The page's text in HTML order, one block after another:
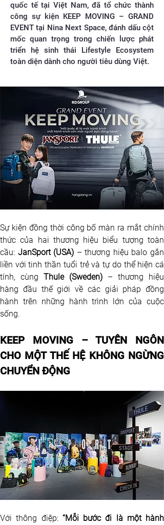
quốc tế tại Việt Nam, đã tổ chức thành
công sự kiện KEEP MOVING – GRAND
EVENT tại Nina Next Space, đánh dấu cột
mốc quan trọng trong chiến lược phát
triển hệ sinh thái Lifestyle Ecosystem
toàn diện dành cho người tiêu dùng Việt.
Sự kiện đồng thời công bố màn ra mắt chính
thức của hai thương hiệu biểu tượng toàn
cầu: JanSport (USA) – thương hiệu balo gắn
liền với tinh thần tuổi trẻ và tự do thể hiện cá
tính, cùng Thule (Sweden) – thương hiệu
hàng đầu thế giới về các giải pháp đồng
hành trên những hành trình lớn của cuộc
sống.
KEEP MOVING – TUYÊN NGÔN
CHO MỘT THẾ HỆ KHÔNG NGỪNG
CHUYỂN ĐỘNG
Với thông điệp: “Mỗi bước đi là một hành